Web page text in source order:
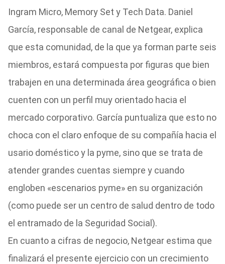
Ingram Micro, Memory Set y Tech Data. Daniel
García, responsable de canal de Netgear, explica
que esta comunidad, de la que ya forman parte seis
miembros, estará compuesta por figuras que bien
trabajen en una determinada área geográfica o bien
cuenten con un perfil muy orientado hacia el
mercado corporativo. García puntualiza que esto no
choca con el claro enfoque de su compañía hacia el
usario doméstico y la pyme, sino que se trata de
atender grandes cuentas siempre y cuando
engloben «escenarios pyme» en su organización
(como puede ser un centro de salud dentro de todo
el entramado de la Seguridad Social).
En cuanto a cifras de negocio, Netgear estima que
finalizará el presente ejercicio con un crecimiento